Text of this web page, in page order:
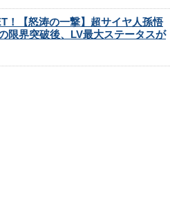
！【怒涛の一撃】超サイヤ人孫悟
限界突破後、LV最大ステータスが